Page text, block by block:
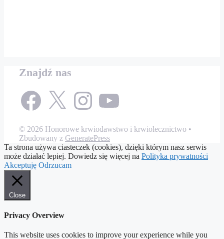
Znajdź nas
FacebookX InstagramYouTube
© 2026 Honorowe krwiodawstwo i krwiolecznictwo •
Zbudowany z GeneratePress
Ta strona używa ciasteczek (cookies), dzięki którym nasz serwis
może działać lepiej. Dowiedz się więcej na Polityka prywatności
Akceptuję Odrzucam
Close
Privacy Overview
This website uses cookies to improve your experience while you